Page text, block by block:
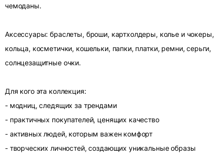
чемоданы.
Аксессуары: браслеты, броши, картхолдеры, колье и чокеры,
кольца, косметички, кошельки, папки, платки, ремни, серьги,
солнцезащитные очки.
Для кого эта коллекция:
- модниц, следящих за трендами
- практичных покупателей, ценящих качество
- активных людей, которым важен комфорт
- творческих личностей, создающих уникальные образы